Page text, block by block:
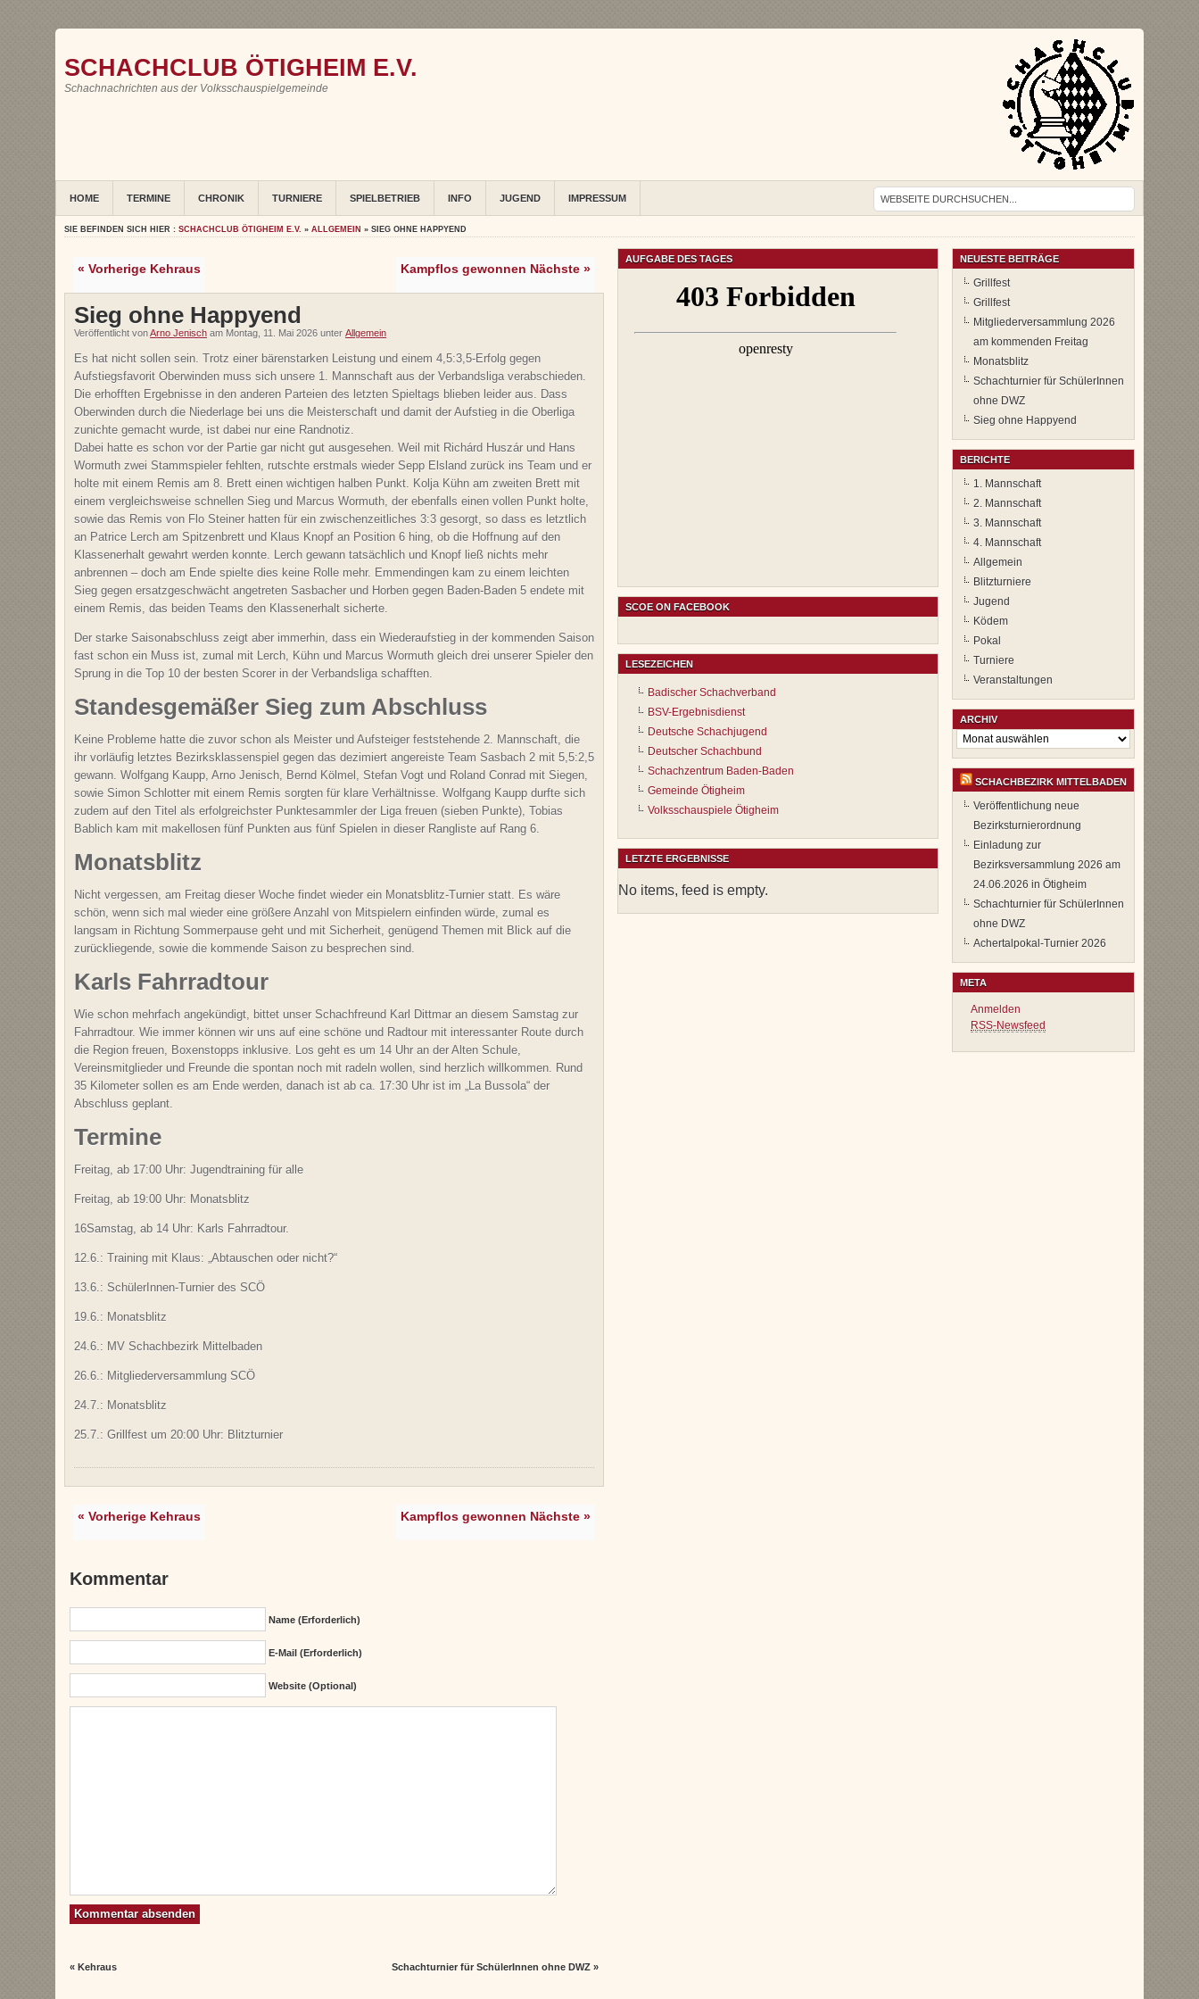
SCHACHCLUB ÖTIGHEIM E.V.
Schachnachrichten aus der Volksschauspielgemeinde
HOME TERMINE CHRONIK TURNIERE SPIELBETRIEB INFO JUGEND IMPRESSUM
SIE BEFINDEN SICH HIER : SCHACHCLUB ÖTIGHEIM E.V. » ALLGEMEIN » SIEG OHNE HAPPYEND
« Vorherige Kehraus Kampflos gewonnen Nächste »
Sieg ohne Happyend
Veröffentlicht vonArno Jenisch am Montag, 11. Mai 2026 unter Allgemein
Es hat nicht sollen sein. Trotz einer bärenstarken Leistung und einem 4,5:3,5-Erfolg gegen
Aufstiegsfavorit Oberwinden muss sich unsere 1. Mannschaft aus der Verbandsliga verabschieden.
Die erhofften Ergebnisse in den anderen Parteien des letzten Spieltags blieben leider aus. Dass
Oberwinden durch die Niederlage bei uns die Meisterschaft und damit der Aufstieg in die Oberliga
zunichte gemacht wurde, ist dabei nur eine Randnotiz.
Dabei hatte es schon vor der Partie gar nicht gut ausgesehen. Weil mit Richárd Huszár und Hans
Wormuth zwei Stammspieler fehlten, rutschte erstmals wieder Sepp Elsland zurück ins Team und er
holte mit einem Remis am 8. Brett einen wichtigen halben Punkt. Kolja Kühn am zweiten Brett mit
einem vergleichsweise schnellen Sieg und Marcus Wormuth, der ebenfalls einen vollen Punkt holte,
sowie das Remis von Flo Steiner hatten für ein zwischenzeitliches 3:3 gesorgt, so dass es letztlich
an Patrice Lerch am Spitzenbrett und Klaus Knopf an Position 6 hing, ob die Hoffnung auf den
Klassenerhalt gewahrt werden konnte. Lerch gewann tatsächlich und Knopf ließ nichts mehr
anbrennen – doch am Ende spielte dies keine Rolle mehr. Emmendingen kam zu einem leichten
Sieg gegen ersatzgeschwächt angetreten Sasbacher und Horben gegen Baden-Baden 5 endete mit
einem Remis, das beiden Teams den Klassenerhalt sicherte.
Der starke Saisonabschluss zeigt aber immerhin, dass ein Wiederaufstieg in der kommenden Saison
fast schon ein Muss ist, zumal mit Lerch, Kühn und Marcus Wormuth gleich drei unserer Spieler den
Sprung in die Top 10 der besten Scorer in der Verbandsliga schafften.
Standesgemäßer Sieg zum Abschluss
Keine Probleme hatte die zuvor schon als Meister und Aufsteiger feststehende 2. Mannschaft, die
ihr vorläufig letztes Bezirksklassenspiel gegen das dezimiert angereiste Team Sasbach 2 mit 5,5:2,5
gewann. Wolfgang Kaupp, Arno Jenisch, Bernd Kölmel, Stefan Vogt und Roland Conrad mit Siegen,
sowie Simon Schlotter mit einem Remis sorgten für klare Verhältnisse. Wolfgang Kaupp durfte sich
zudem auf den Titel als erfolgreichster Punktesammler der Liga freuen (sieben Punkte), Tobias
Bablich kam mit makellosen fünf Punkten aus fünf Spielen in dieser Rangliste auf Rang 6.
Monatsblitz
Nicht vergessen, am Freitag dieser Woche findet wieder ein Monatsblitz-Turnier statt. Es wäre
schön, wenn sich mal wieder eine größere Anzahl von Mitspielern einfinden würde, zumal es
langsam in Richtung Sommerpause geht und mit Sicherheit, genügend Themen mit Blick auf die
zurückliegende, sowie die kommende Saison zu besprechen sind.
Karls Fahrradtour
Wie schon mehrfach angekündigt, bittet unser Schachfreund Karl Dittmar an diesem Samstag zur
Fahrradtour. Wie immer können wir uns auf eine schöne und Radtour mit interessanter Route durch
die Region freuen, Boxenstopps inklusive. Los geht es um 14 Uhr an der Alten Schule,
Vereinsmitglieder und Freunde die spontan noch mit radeln wollen, sind herzlich willkommen. Rund
35 Kilometer sollen es am Ende werden, danach ist ab ca. 17:30 Uhr ist im „La Bussola“ der
Abschluss geplant.
Termine
Freitag, ab 17:00 Uhr: Jugendtraining für alle
Freitag, ab 19:00 Uhr: Monatsblitz
16Samstag, ab 14 Uhr: Karls Fahrradtour.
12.6.: Training mit Klaus: „Abtauschen oder nicht?“
13.6.: SchülerInnen-Turnier des SCÖ
19.6.: Monatsblitz
24.6.: MV Schachbezirk Mittelbaden
26.6.: Mitgliederversammlung SCÖ
24.7.: Monatsblitz
25.7.: Grillfest um 20:00 Uhr: Blitzturnier
« Vorherige Kehraus Kampflos gewonnen Nächste »
Kommentar
Name (erforderlich)
E-Mail (erforderlich)
Website (Optional)
«Kehraus Schachturnier für SchülerInnen ohne DWZ»
AUFGABE DES TAGES
SCOE ON FACEBOOK
LESEZEICHEN
Badischer Schachverband
BSV-Ergebnisdienst
Deutsche Schachjugend
Deutscher Schachbund
Schachzentrum Baden-Baden
Gemeinde Ötigheim
Volksschauspiele Ötigheim
LETZTE ERGEBNISSE
No items, feed is empty.
NEUESTE BEITRÄGE
Grillfest
Grillfest
Mitgliederversammlung 2026
am kommenden Freitag
Monatsblitz
Schachturnier für SchülerInnen
ohne DWZ
Sieg ohne Happyend
BERICHTE
1. Mannschaft
2. Mannschaft
3. Mannschaft
4. Mannschaft
Allgemein
Blitzturniere
Jugend
Ködem
Pokal
Turniere
Veranstaltungen
ARCHIV
Archiv
SCHACHBEZIRK MITTELBADEN
Veröffentlichung neue
Bezirksturnierordnung
Einladung zur
Bezirksversammlung 2026 am
24.06.2026 in Ötigheim
Schachturnier für SchülerInnen
ohne DWZ
Achertalpokal-Turnier 2026
META
Anmelden
RSS-Newsfeed